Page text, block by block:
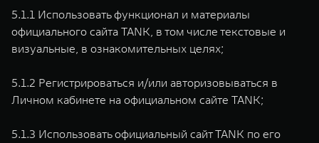
5.1.1 Использовать функционал и материалы
официального сайта TANK, в том числе текстовые и
визуальные, в ознакомительных целях;
5.1.2 Регистрироваться и/или авторизовываться в
Личном кабинете на официальном сайте TANK;
5.1.3 Использовать официальный сайт TANK по его